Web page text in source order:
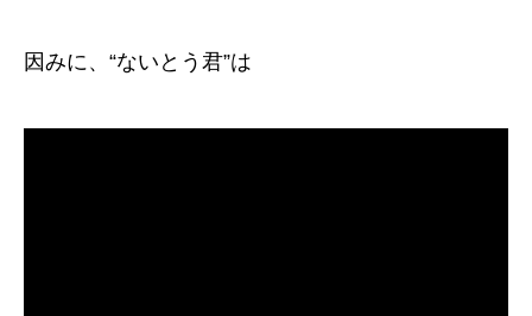
因みに、“ないとう君”は